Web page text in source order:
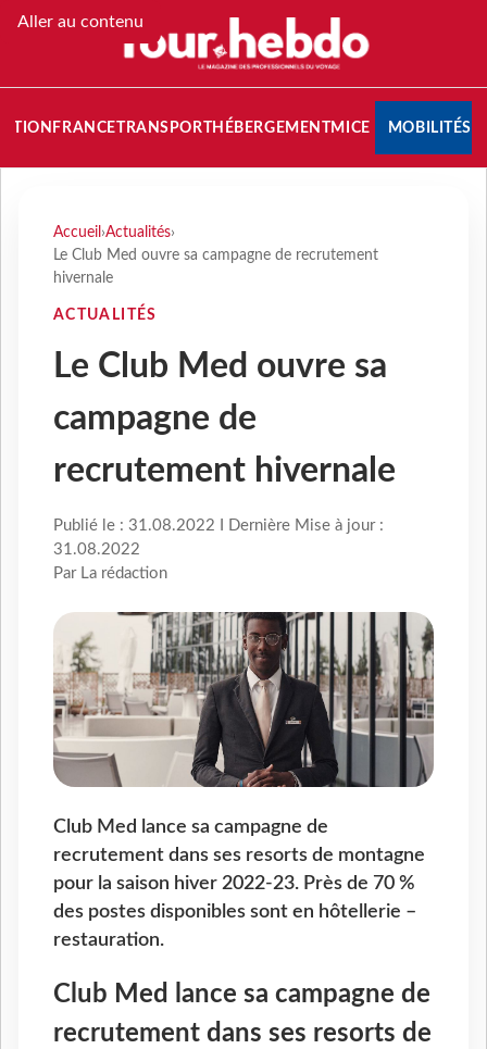
Aller au contenu
FRANCETRANSPORT HÉBERGEMENTMICE MOBILITÉS
Accueil ›Actualités›
Le Club Med ouvre sa campagne de recrutement
hivernale
ACTUALITÉS
Le Club Med ouvre sa
campagne de
recrutement hivernale
Publié le : 31.08.2022 I Dernière Mise à jour :
31.08.2022
Par La rédaction
Club Med lance sa campagne de
recrutement dans ses resorts de montagne
pour la saison hiver 2022-23. Près de 70 %
des postes disponibles sont en hôtellerie –
restauration.
Club Med lance sa campagne de
recrutement dans ses resorts de